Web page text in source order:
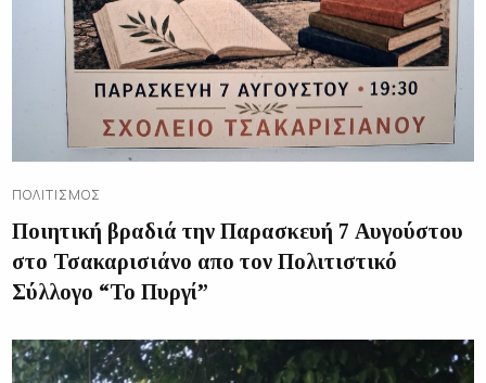
ΠΟΛΙΤΙΣΜΌΣ
Ποιητική βραδιά την Παρασκευή 7 Αυγούστου
στο Τσακαρισιάνο απο τον Πολιτιστικό
Σύλλογο “Το Πυργί”